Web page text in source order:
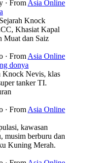
· From Asia Online
Knock
Khasiat Kapal
Muat dan Saiz
· From Asia Online
donya
Knock Nevis, klas
tanker TI.
· From Asia Online
kawasan
musim berburu dan
Kuning Merah.